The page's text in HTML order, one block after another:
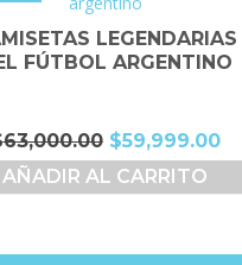
LEGENDARIAS
FÚTBOL ARGENTINO
63,000.00 El
precio
original
$59,999.00El
AÑADIR AL CARRITO